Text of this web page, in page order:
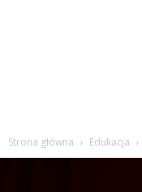
Strona główna Edukacja